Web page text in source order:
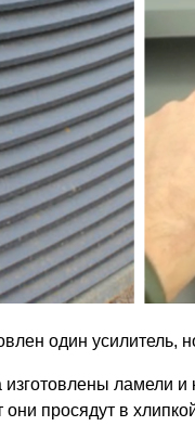
один усилитель,
ламели
просядут в